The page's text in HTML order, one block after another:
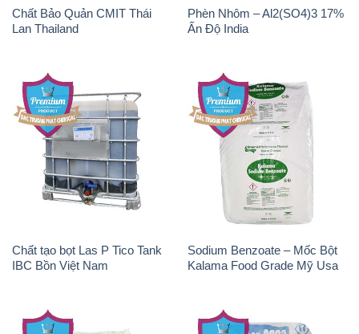
Chất Bảo Quản CMIT Thái
Lan Thailand
Phèn Nhôm – Al2(SO4)3 17%
Ấn Độ India
Chất tạo bọt Las P Tico Tank
IBC Bồn Việt Nam
Sodium Benzoate – Mốc Bột
Kalama Food Grade Mỹ Usa